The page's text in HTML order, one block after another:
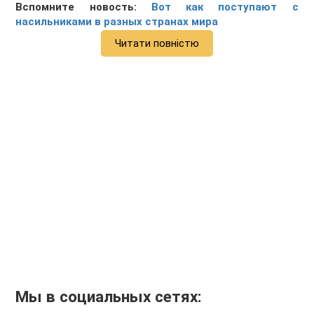
Вспомните новость: Вот как поступают с
насильниками в разных странах мира
Читати повністю
Мы в социальных сетях: